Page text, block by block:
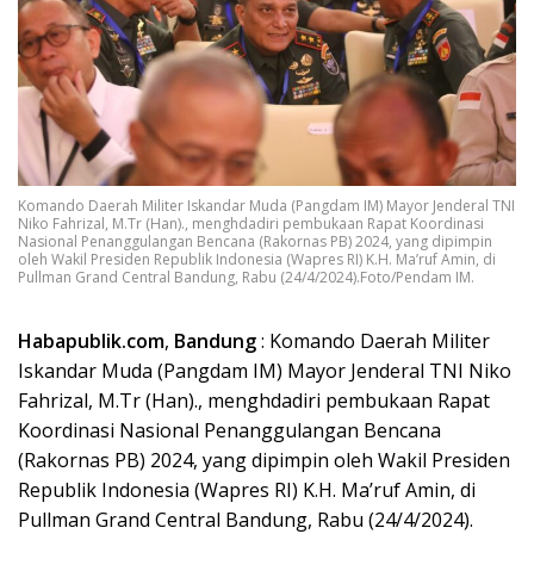
Komando Daerah Militer Iskandar Muda (Pangdam IM) Mayor Jenderal TNI
Niko Fahrizal, M.Tr (Han)., menghdadiri pembukaan Rapat Koordinasi
Nasional Penanggulangan Bencana (Rakornas PB) 2024, yang dipimpin
oleh Wakil Presiden Republik Indonesia (Wapres RI) K.H. Ma’ruf Amin, di
Pullman Grand Central Bandung, Rabu (24/4/2024).Foto/Pendam IM.
Habapublik.com, Bandung: Komando Daerah Militer
Iskandar Muda (Pangdam IM) Mayor Jenderal TNI Niko
Fahrizal, M.Tr (Han)., menghdadiri pembukaan Rapat
Koordinasi Nasional Penanggulangan Bencana
(Rakornas PB) 2024, yang dipimpin oleh Wakil Presiden
Republik Indonesia (Wapres RI) K.H. Ma’ruf Amin, di
Pullman Grand Central Bandung, Rabu (24/4/2024).